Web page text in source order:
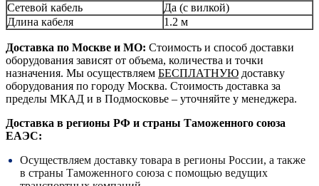
Сетевой кабель
Да (с вилкой)
Длина кабеля
1.2 м
Доставка по Москве и МО: Стоимость и способ доставки
оборудования зависят от объема, количества и точки
назначения. Мы осуществляем БЕСПЛАТНУЮ доставку
оборудования по городу Москва. Стоимость доставка за
пределы МКАД и в Подмосковье – уточняйте у менеджера.
Доставка в регионы РФ и страны Таможенного союза
ЕАЭС:
Осуществляем доставку товара в регионы России, а также
в страны Таможенного союза с помощью ведущих